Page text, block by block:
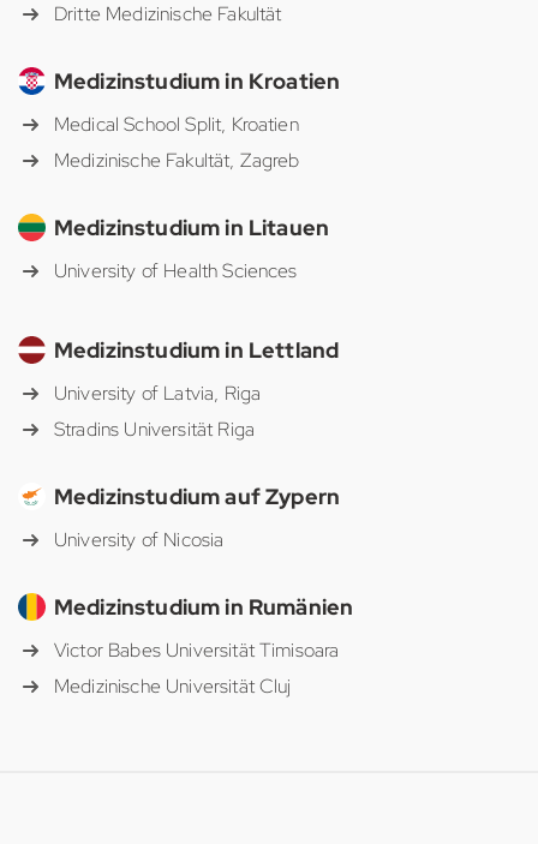
Dritte Medizinische Fakultät
Medizinstudium in Kroatien
Medical School Split, Kroatien
Medizinische Fakultät, Zagreb
Medizinstudium in Litauen
University of Health Sciences
Medizinstudium in Lettland
University of Latvia, Riga
Stradins Universität Riga
Medizinstudium auf Zypern
University of Nicosia
Medizinstudium in Rumänien
Victor Babes Universität Timisoara
Medizinische Universität Cluj